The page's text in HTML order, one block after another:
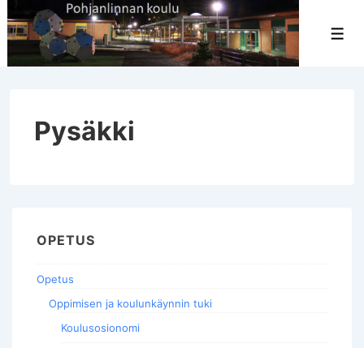
Siirry
pääsisältöön
Pysäkki
OPETUS
Opetus
Oppimisen ja koulunkäynnin tuki
Koulusosionomi